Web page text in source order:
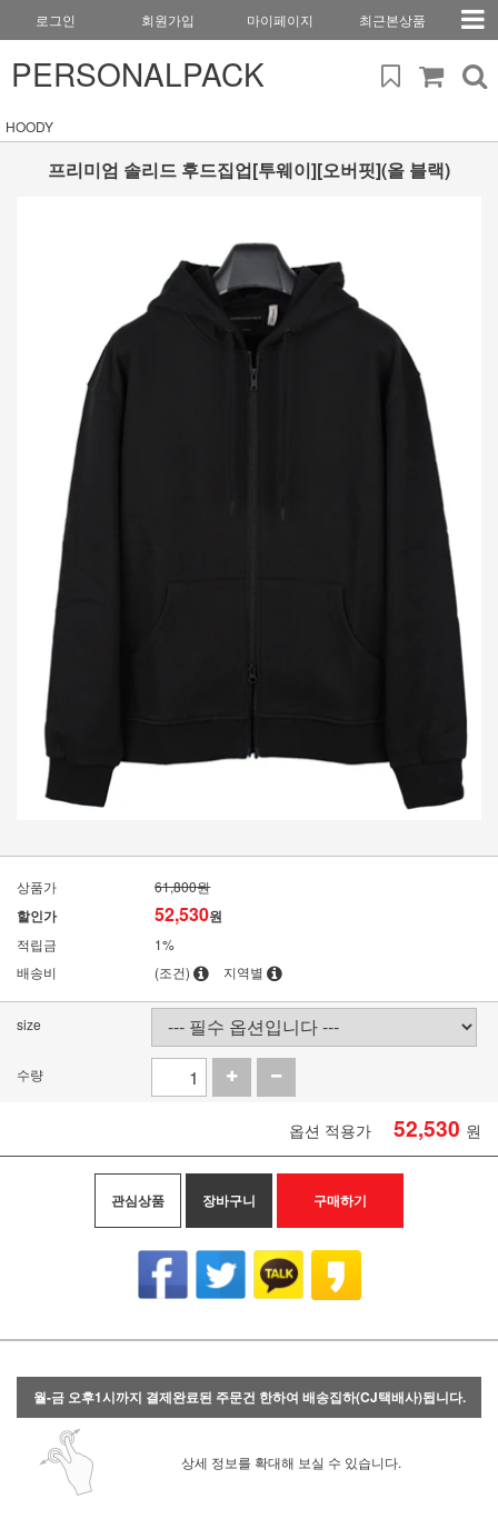
로그인 회원가입 마이페이지 최근본상품
PERSONALPACK
HOODY
프리미엄 솔리드 후드집업[투웨이][오버핏](올 블랙)
상품가 61,800원
할인가 52,530원
적립금
1%
배송비
(조건) 지역별
size
수량
옵션 적용가 52,530 원
관심상품 장바구니 구매하기
월-금 오후1시까지 결제완료된 주문건 한하여 배송집하(CJ택배사)됩니다.
상세 정보를 확대해 보실 수 있습니다.